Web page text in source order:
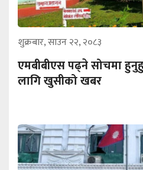
शुक्रबार, साउन २२, २०८३
एमबीबीएस पढ्ने सोचमा
लागि खुसीको खबर